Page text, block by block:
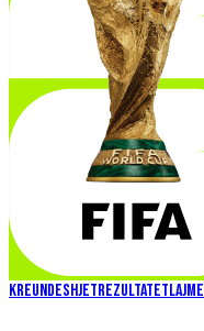
KREUNDESHJETREZULTATETLAJME